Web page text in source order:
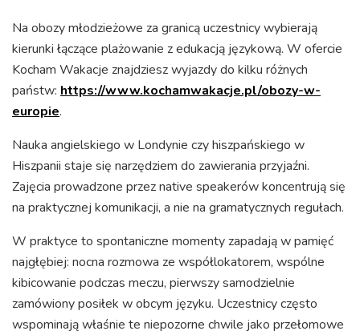
Na obozy młodzieżowe za granicą uczestnicy wybierają
kierunki łączące plażowanie z edukacją językową. W ofercie
Kocham Wakacje znajdziesz wyjazdy do kilku różnych
państw: https://www.kochamwakacje.pl/obozy-w-
europie.
Nauka angielskiego w Londynie czy hiszpańskiego w
Hiszpanii staje się narzędziem do zawierania przyjaźni.
Zajęcia prowadzone przez native speakerów koncentrują się
na praktycznej komunikacji, a nie na gramatycznych regułach.
W praktyce to spontaniczne momenty zapadają w pamięć
najgłębiej: nocna rozmowa ze współlokatorem, wspólne
kibicowanie podczas meczu, pierwszy samodzielnie
zamówiony posiłek w obcym języku. Uczestnicy często
wspominają właśnie te niepozorne chwile jako przełomowe